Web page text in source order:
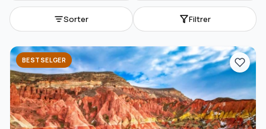
Sorter Filtrer
BESTSELGER